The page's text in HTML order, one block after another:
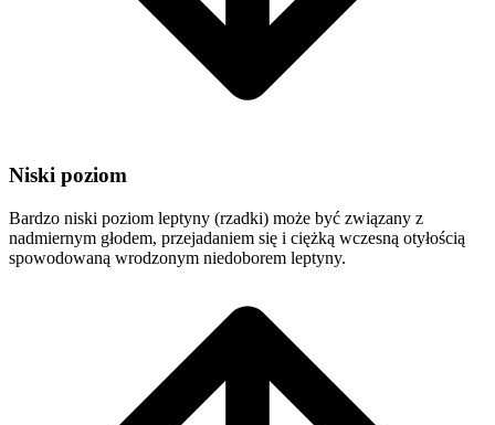
Niski poziom
Bardzo niski poziom leptyny (rzadki) może być związany z
nadmiernym głodem, przejadaniem się i ciężką wczesną otyłością
spowodowaną wrodzonym niedoborem leptyny.